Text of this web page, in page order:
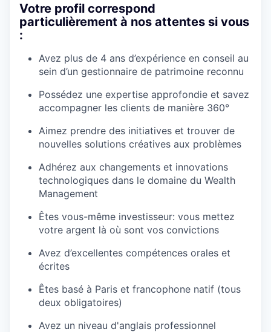
Votre profil correspond
particulièrement à nos attentes si vous
:
Avez plus de 4 ans d’expérience en conseil au
sein d’un gestionnaire de patrimoine reconnu
Possédez une expertise approfondie et savez
accompagner les clients de manière 360°
Aimez prendre des initiatives et trouver de
nouvelles solutions créatives aux problèmes
Adhérez aux changements et innovations
technologiques dans le domaine du Wealth
Management
Êtes vous-même investisseur: vous mettez
votre argent là où sont vos convictions
Avez d’excellentes compétences orales et
écrites
Êtes basé à Paris et francophone natif (tous
deux obligatoires)
Avez un niveau d'anglais professionnel